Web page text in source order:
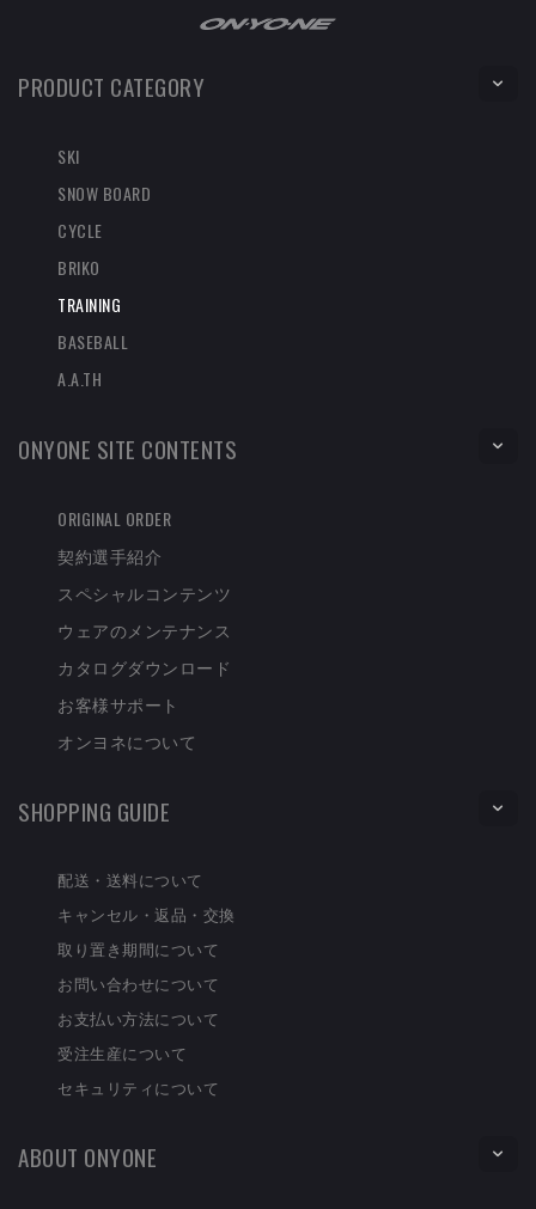
PRODUCT CATEGORY
SKI
SNOW BOARD
CYCLE
BRIKO
TRAINING
BASEBALL
A.A.TH
ONYONE SITE CONTENTS
ORIGINAL ORDER
契約選手紹介
スペシャルコンテンツ
ウェアのメンテナンス
カタログダウンロード
お客様サポート
オンヨネについて
SHOPPING GUIDE
配送・送料について
キャンセル・返品・交換
取り置き期間について
お問い合わせについて
お支払い方法について
受注生産について
セキュリティについて
ABOUT ONYONE